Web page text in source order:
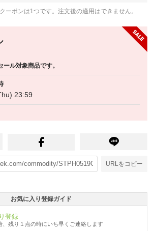
ーポンは1つです。注文後の適用はできません。
ル対象商品です。
23:59
URLをコピー
お気に入り登録ガイド
登録
、残り１点の時にいち早くご連絡します